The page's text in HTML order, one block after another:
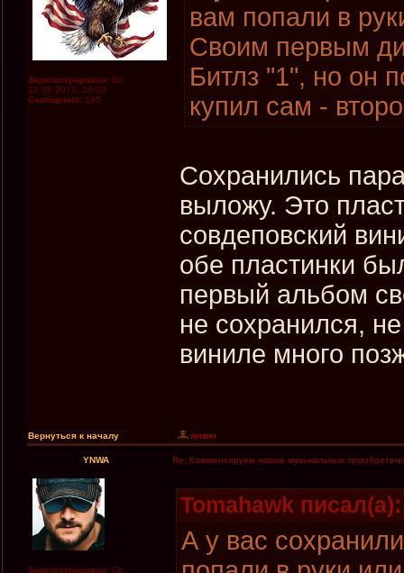
Зарегистрирован: Вс
12.05.2013, 10:33
Сообщения: 195
вам попали в
Своим первым
Битлз "1", но он
купил сам -
Сохранились
выложу. Это
совдеповский
обе пластинки
первый альбом
не сохранился,
виниле много
Вернуться к началу
YNWA Re: Комментируем новые музыкальные
Зарегистрирован: Ср
Tomahawk писал(а):
А у вас